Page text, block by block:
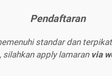
Pеndаftаrаn
standar dan
silahkan apply lamaran vіа